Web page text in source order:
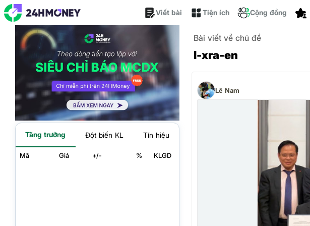
Viết bài Tiện ích Cộng đồng
Tăng trưởng Đột biến KL Tín hiệu
Mã Giá +/- % KLGD
Bài viết về chủ đề
I-xra-en
Lê Nam